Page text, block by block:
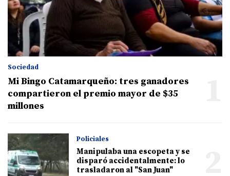
Sociedad
Mi Bingo Catamarqueño: tres ganadores
compartieron el premio mayor de $35
millones
Policiales
Manipulaba una escopeta y se
disparó accidentalmente: lo
trasladaron al "San Juan"